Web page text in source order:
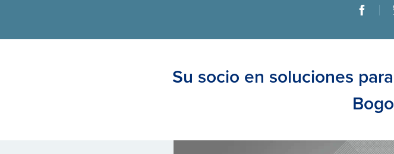
Su socio en soluciones